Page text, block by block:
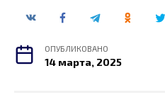
ОПУБЛИКОВАНО
14 марта, 2025